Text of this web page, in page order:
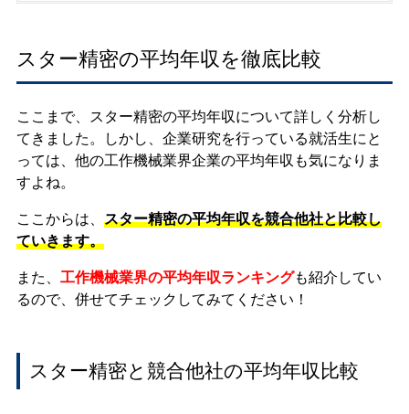
スター精密の平均年収を徹底比較
ここまで、スター精密の平均年収について詳しく分析し
てきました。しかし、企業研究を行っている就活生にと
っては、他の工作機械業界企業の平均年収も気になりま
すよね。
ここからは、 スター精密の平均年収を競合他社と比較し
ていきます。
また、 工作機械業界の平均年収ランキングも紹介してい
るので、併せてチェックしてみてください！
スター精密と競合他社の平均年収比較